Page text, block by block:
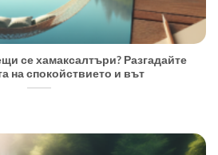
се хамаксалтъри? Разгадайте
на спокойствието и вът